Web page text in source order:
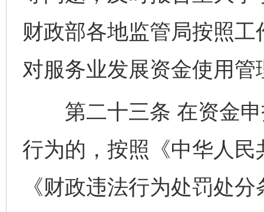
财政部各地监管局按照
对服务业发展资金使用
第二十三条 在资金申
行为的，按照《中华人
《财政违法行为处罚处